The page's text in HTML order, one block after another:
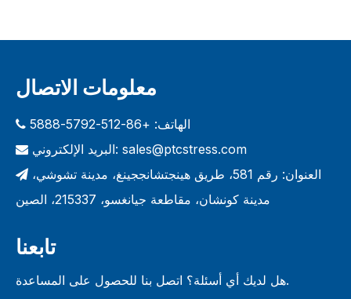
معلومات الاتصال
 الهاتف: +86-512-5792-5888
 البريد الإلكتروني: sales@ptcstress.com

مدينة كونشان، مقاطعة جيانغسو، 215337، الصين
تابعنا
هل لديك أي أسئلة؟ اتصل بنا للحصول على المساعدة.